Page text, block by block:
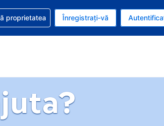
Dolar american
este Română
cu privire la rezervarea dvs.
proprietatea Înregistrați-vă